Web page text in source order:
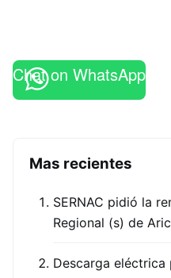
Chat on WhatsApp
Mas recientes
SERNAC pidió la
Regional (s) de
Descarga